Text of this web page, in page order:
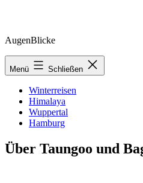
Zum
springen
AugenBlicke
Menü Schließen
Winterreisen
Himalaya
Wuppertal
Hamburg
Über Taungoo und